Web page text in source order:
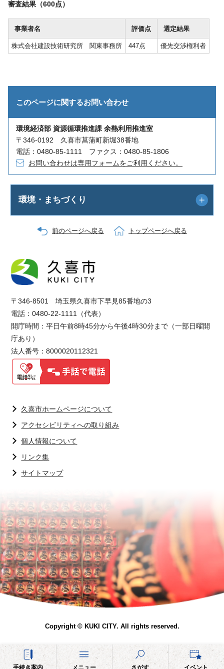
審査結果（600点）
事業者名 評価点 選定結果
株式会社建設技術研究所 関東事務所 447点 優先交渉権利者
このページに関するお問い合わせ
環境経済部 資源循環推進課 余熱利用推進室
〒346-0192 久喜市菖蒲町新堀38番地
電話：0480-85-1111 ファクス：0480-85-1806
お問い合わせは専用フォームをご利用ください。
環境・まちづくり
前のページへ戻る トップページへ戻る
手続き案内 メニュー さがす イベント
〒346-8501 埼玉県久喜市下早見85番地の3
電話：0480-22-1111（代表）
開庁時間：平日午前8時45分から午後4時30分まで（一部日曜開
庁あり）
法人番号：8000020112321
久喜市ホームページについて
アクセシビリティへの取り組み
個人情報について
リンク集
サイトマップ
Copyright © KUKI CITY. All rights reserved.